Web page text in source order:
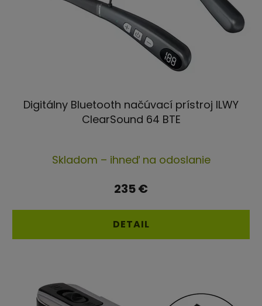
Digitálny Bluetooth načúvací prístroj ILWY
ClearSound 64 BTE
Skladom – ihneď na odoslanie
235 €
DETAIL